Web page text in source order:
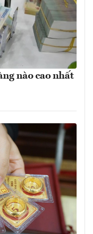
nào cao nhất